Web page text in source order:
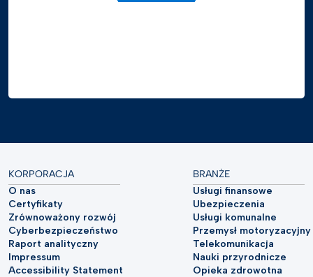
KORPORACJA
O nas
Certyfikaty
Zrównoważony rozwój
Cyberbezpieczeństwo
Raport analityczny
Impressum
Accessibility Statement
BRANŻE
Usługi finansowe
Ubezpieczenia
Usługi komunalne
Przemysł motoryzacyjny
Telekomunikacja
Nauki przyrodnicze
Opieka zdrowotna